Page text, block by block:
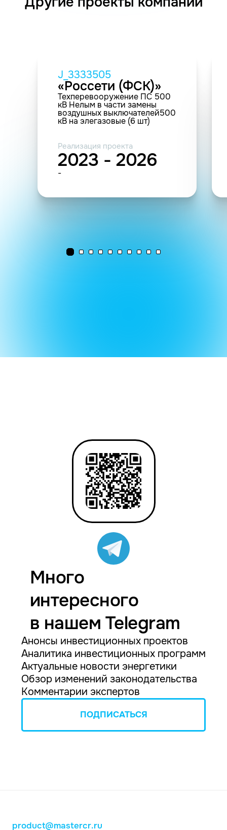
J_3333505
«Россети (ФСК)»
Техперевооружение ПС 500
кВ Нелым в части замены
воздушных выключателей500
кВ на элегазовые (6 шт)
Реализация проекта
2023 - 2026
-
Много
интересного
в нашем Telegram
Анонсы инвестиционных проектов
Аналитика инвестиционных программ
Актуальные новости энергетики
Обзор изменений законодательства
Комментарии экспертов
ПОДПИСАТЬСЯ
product@mastercr.ru